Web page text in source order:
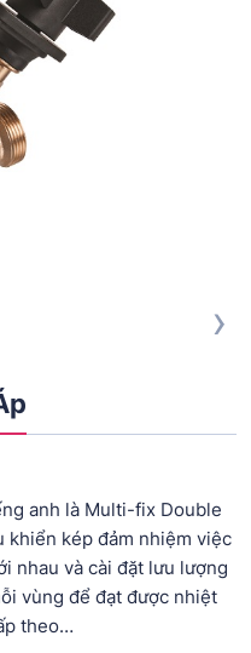
›
anh là Multi-fix Double
khiển kép đảm nhiệm việc
nhau và cài đặt lưu lượng
vùng để đạt được nhiệt
theo…